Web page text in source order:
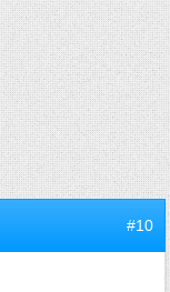
#10